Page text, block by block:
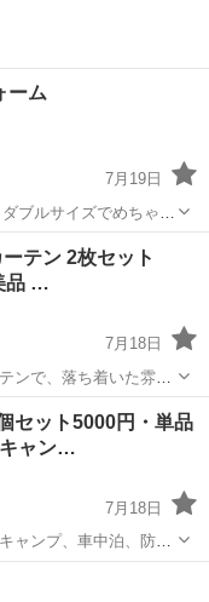
ーム
7月19日
ブルサイズでめちゃく
テン 2枚セット
品 …
7月18日
ンで、落ち着いた雰囲
イバシー保護に優れて
適しています。 特に、
ン
セット5000円・単品
ャン…
7月18日
ャンプ、車中泊、防災
活躍します。 中古